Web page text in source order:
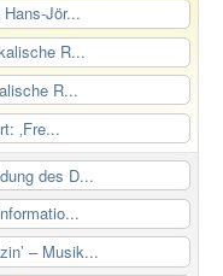
Hans-Jör...
R...
R...
‚Fre...
des D...
– Musik...